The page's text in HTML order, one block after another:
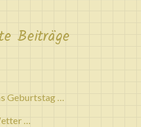
Beiträge
Geburtstag …
…